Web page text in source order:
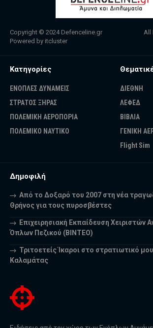
Copyright © 2024 Defenceline.gr All Rights
Powered by itcluster
Κατηγορίες
ΕΝΟΠΛΕΣ ΔΥΝΑΜΕΙΣ
ΣΤΡΑΤΟΣ ΞΗΡΑΣ
ΠΟΛΕΜΙΚΗ ΑΕΡΟΠΟΡΙΑ
ΠΟΛΕΜΙΚΟ ΝΑΥΤΙΚΟ
ΔΙΕΘΝΗ
ΛΕΦΕΔ
ΒΙΒΛΙΑ
ΓΕΝΙΚΗ
Flight Sim
Δημοφιλή
Από το Δοξαρό του 2007 στη νέα
Θρήνος για τους πυροσβέστες
Επιχειρησιακή Εκπαίδευση Χειριστών
Όπλων Πεζικού (ΒΙΝΤΕΟ)
Τριτοετείς Ίκαροι στο στρατιωτικό
Καλαμάτας